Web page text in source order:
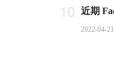
10
2022-04-21